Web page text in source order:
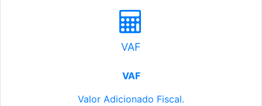
VAF
VAF
Valor Adicionado Fiscal.